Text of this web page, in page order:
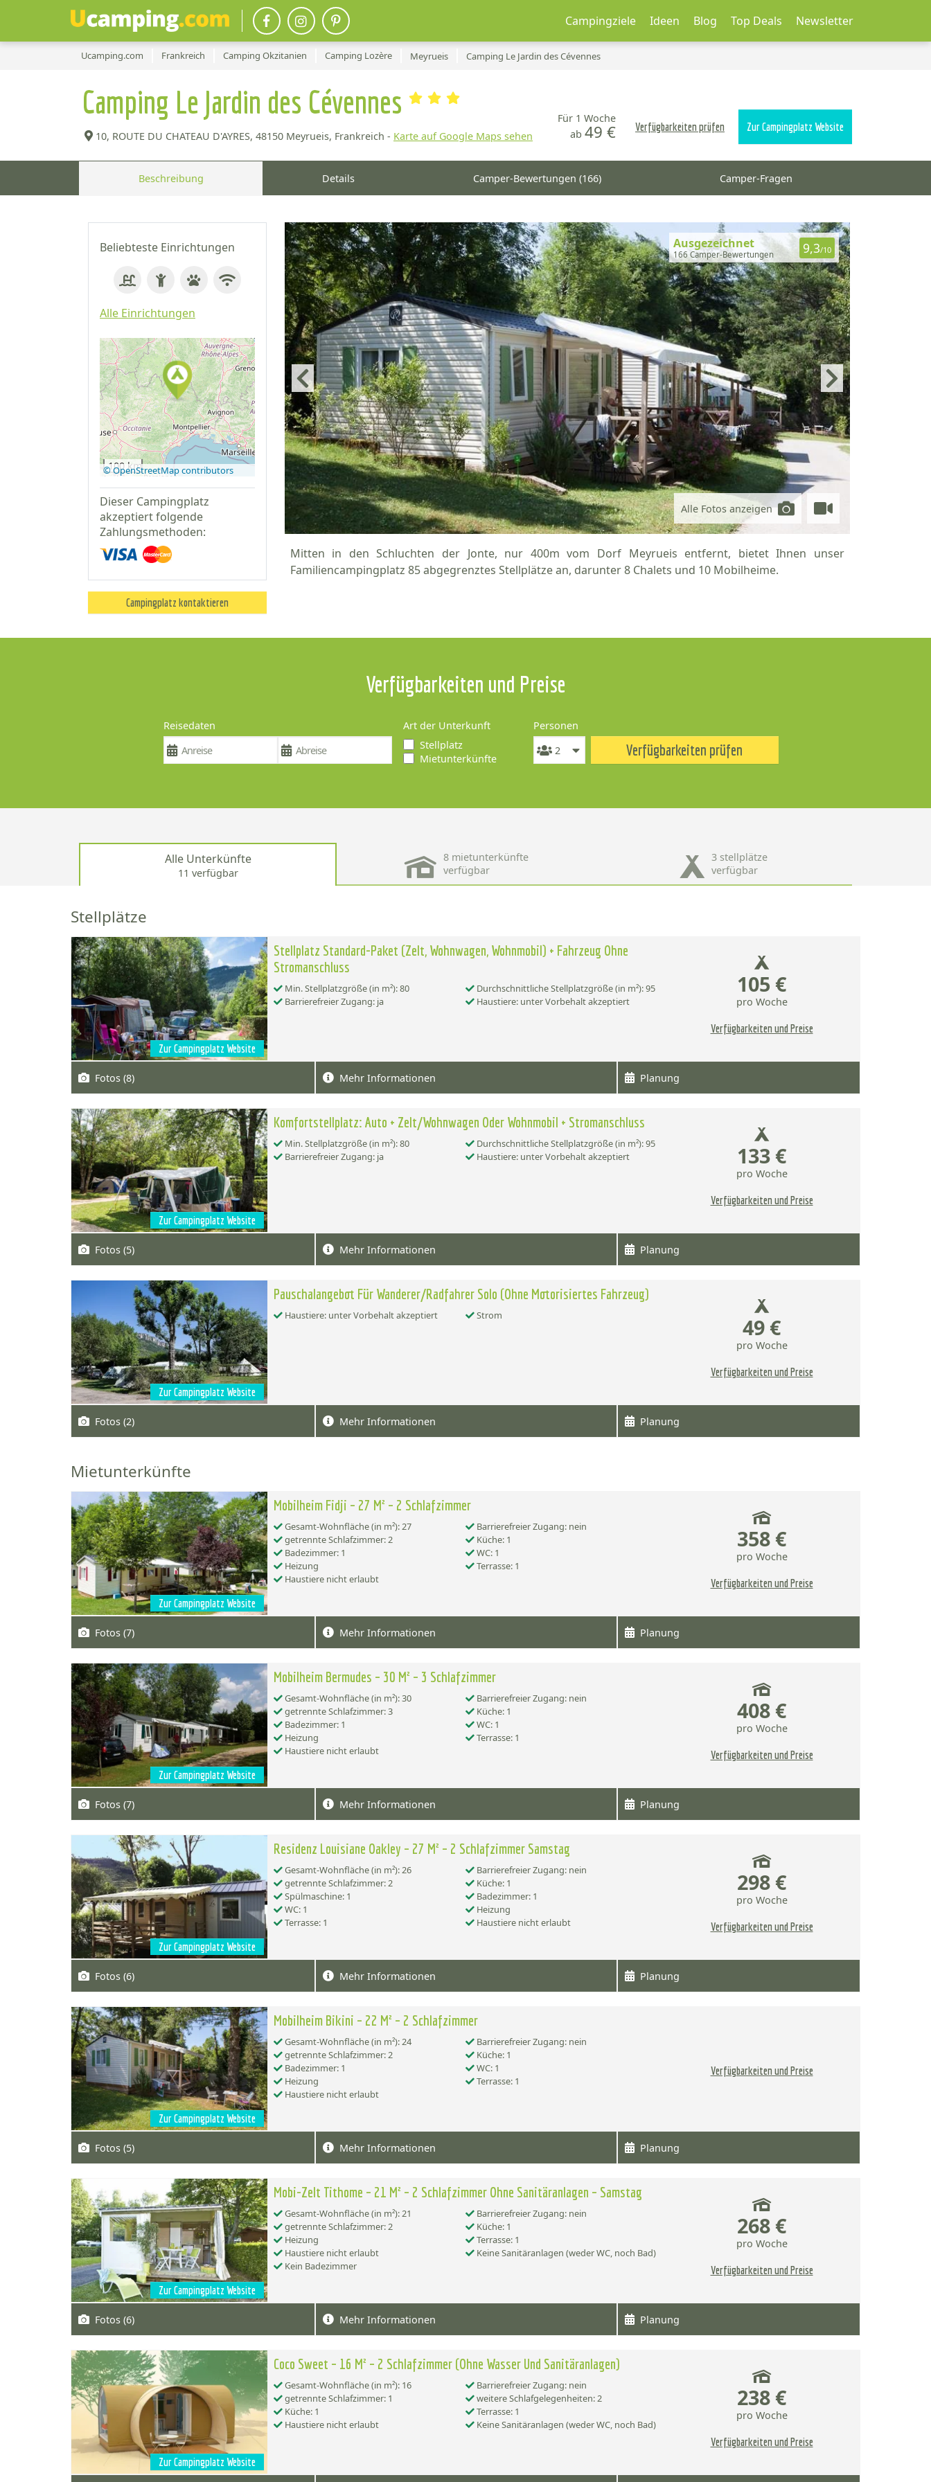
Campingziele Ideen Blog Top Deals Newsletter
Ucamping.com Frankreich Camping Okzitanien Camping Lozère Meyrueis Camping Le Jardin des Cévennes
Camping Le Jardin des Cévennes
10, ROUTE DU CHATEAU D'AYRES, 48150 Meyrueis, Frankreich - Karte auf Google Maps sehen
Für 1 Woche
ab 49 € Verfügbarkeiten prüfen Zur Campingplatz Website
Beschreibung Details Camper-Bewertungen (166) Camper-Fragen
Beliebteste Einrichtungen
Alle Einrichtungen
Auf Google
Maps
anzeigen
100 km
© OpenStreetMap contributors
Dieser Campingplatz
akzeptiert folgende
Zahlungsmethoden:
Campingplatz kontaktieren
Alle Fotos anzeigen
Ausgezeichnet
166 Camper-Bewertungen 9,3/10
Mitten in den Schluchten der Jonte, nur 400m vom Dorf Meyrueis entfernt, bietet Ihnen unser
Familiencampingplatz 85 abgegrenztes Stellplätze an, darunter 8 Chalets und 10 Mobilheime.
Verfügbarkeiten und Preise
Reisedaten
Art der Unterkunft
Stellplatz
Mietunterkünfte
Personen
Verfügbarkeiten prüfen
Alle Unterkünfte
11 verfügbar
8 mietunterkünfte
verfügbar
3 stellplätze
verfügbar
Stellplätze
Zur Campingplatz Website
Stellplatz Standard-Paket (Zelt, Wohnwagen, Wohnmobil) + Fahrzeug Ohne
Stromanschluss
Min. Stellplatzgröße (in m²): 80
Durchschnittliche Stellplatzgröße (in m²): 95
Barrierefreier Zugang: ja
Haustiere: unter Vorbehalt akzeptiert
105 €
pro Woche
Verfügbarkeiten und Preise
Fotos (8) Mehr Informationen Planung
Zur Campingplatz Website
Komfortstellplatz: Auto + Zelt/Wohnwagen Oder Wohnmobil + Stromanschluss
Min. Stellplatzgröße (in m²): 80
Durchschnittliche Stellplatzgröße (in m²): 95
Barrierefreier Zugang: ja
Haustiere: unter Vorbehalt akzeptiert 133 €
pro Woche
Verfügbarkeiten und Preise
Fotos (5) Mehr Informationen Planung
Zur Campingplatz Website
Pauschalangebot Für Wanderer/Radfahrer Solo (Ohne Motorisiertes Fahrzeug)
Haustiere: unter Vorbehalt akzeptiert Strom 49 €
pro Woche
Verfügbarkeiten und Preise
Fotos (2) Mehr Informationen Planung
Mietunterkünfte
Zur Campingplatz Website
Mobilheim Fidji – 27 M² – 2 Schlafzimmer
Gesamt-Wohnfläche (in m²): 27
Barrierefreier Zugang: nein
getrennte Schlafzimmer: 2
Küche: 1
Badezimmer: 1
WC: 1
Heizung
Terrasse: 1
Haustiere nicht erlaubt
358 €
pro Woche
Verfügbarkeiten und Preise
Fotos (7) Mehr Informationen Planung
Zur Campingplatz Website
Mobilheim Bermudes – 30 M² – 3 Schlafzimmer
Gesamt-Wohnfläche (in m²): 30
Barrierefreier Zugang: nein
getrennte Schlafzimmer: 3
Küche: 1
Badezimmer: 1
WC: 1
Heizung
Terrasse: 1
Haustiere nicht erlaubt
408 €
pro Woche
Verfügbarkeiten und Preise
Fotos (7) Mehr Informationen Planung
Zur Campingplatz Website
Residenz Louisiane Oakley – 27 M² – 2 Schlafzimmer Samstag
Gesamt-Wohnfläche (in m²): 26
Barrierefreier Zugang: nein
getrennte Schlafzimmer: 2
Küche: 1
Spülmaschine: 1
Badezimmer: 1
WC: 1
Heizung
Terrasse: 1
Haustiere nicht erlaubt
298 €
pro Woche
Verfügbarkeiten und Preise
Fotos (6) Mehr Informationen Planung
Zur Campingplatz Website
Mobilheim Bikini – 22 M² – 2 Schlafzimmer
Gesamt-Wohnfläche (in m²): 24
Barrierefreier Zugang: nein
getrennte Schlafzimmer: 2
Küche: 1
Badezimmer: 1
WC: 1
Heizung
Terrasse: 1
Haustiere nicht erlaubt
Verfügbarkeiten und Preise
Fotos (5) Mehr Informationen Planung
Zur Campingplatz Website
Mobi-Zelt Tithome – 21 M² – 2 Schlafzimmer Ohne Sanitäranlagen – Samstag
Gesamt-Wohnfläche (in m²): 21
Barrierefreier Zugang: nein
getrennte Schlafzimmer: 2
Küche: 1
Heizung
Terrasse: 1
Haustiere nicht erlaubt
Keine Sanitäranlagen (weder WC, noch Bad)
Kein Badezimmer
268 €
pro Woche
Verfügbarkeiten und Preise
Fotos (6) Mehr Informationen Planung
Zur Campingplatz Website
Coco Sweet – 16 M² – 2 Schlafzimmer (Ohne Wasser Und Sanitäranlagen)
Gesamt-Wohnfläche (in m²): 16
Barrierefreier Zugang: nein
getrennte Schlafzimmer: 1
weitere Schlafgelegenheiten: 2
Küche: 1
Terrasse: 1
Haustiere nicht erlaubt
Keine Sanitäranlagen (weder WC, noch Bad)
238 €
pro Woche
Verfügbarkeiten und Preise